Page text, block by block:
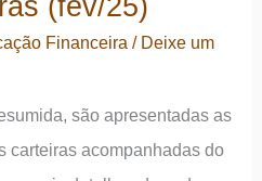
Financeira / Deixe um
são apresentadas as
carteiras acompanhadas do